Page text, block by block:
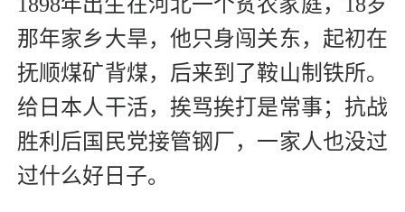
1898年出生在河北一个贫农家庭，18岁
那年家乡大旱，他只身闯关东，起初在
抚顺煤矿背煤，后来到了鞍山制铁所。
给日本人干活，挨骂挨打是常事；抗战
胜利后国民党接管钢厂，一家人也没过
过什么好日子。